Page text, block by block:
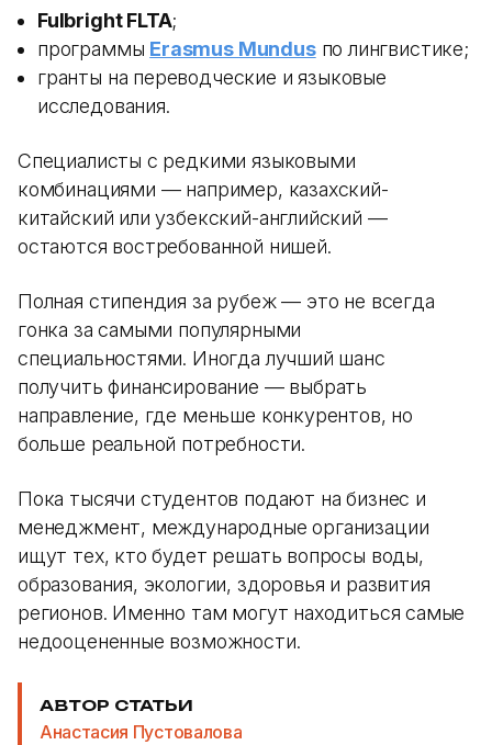
Fulbright FLTA;
программы Erasmus Mundusпо лингвистике;
гранты на переводческие и языковые
исследования.
Специалисты с редкими языковыми
комбинациями — например, казахский-
китайский или узбекский-английский —
остаются востребованной нишей.
Полная стипендия за рубеж — это не всегда
гонка за самыми популярными
специальностями. Иногда лучший шанс
получить финансирование — выбрать
направление, где меньше конкурентов, но
больше реальной потребности.
Пока тысячи студентов подают на бизнес и
менеджмент, международные организации
ищут тех, кто будет решать вопросы воды,
образования, экологии, здоровья и развития
регионов. Именно там могут находиться самые
недооцененные возможности.
АВТОР СТАТЬИ
Анастасия Пустовалова